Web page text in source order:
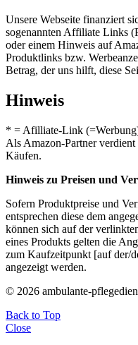
Unsere Webseite finanziert
sogenannten Affiliate Links
oder einem Hinweis auf
Produktlinks bzw.
Betrag, der uns hilft, diese
Hinweis
* = Afilliate-Link
Als Amazon-Partner
Käufen.
Hinweis zu Preisen und
Sofern Produktpreise und
entsprechen diese dem
können sich auf der
eines Produkts gelten die
zum Kaufzeitpunkt [auf der/
angezeigt werden.
© 2026 ambulante-
Back to Top
Close